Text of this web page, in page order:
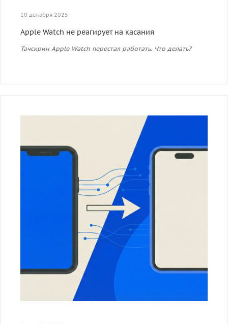
10 декабря 2025
Apple Watch не реагирует на касания
Тачскрин Apple Watch перестал работать. Что делать?